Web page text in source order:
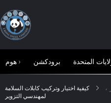
هوم › برودكشن المتحدة
،
كيفية اختيار وتركيب كابلات السلامة Whipcheck: دليل كامل
لمهندسي التزوير